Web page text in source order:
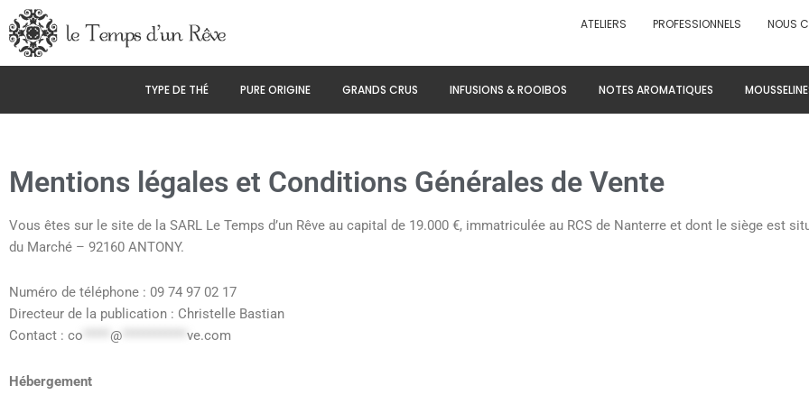
Aller
au
contenu
ATELIERS PROFESSIONNELS NOUS
TYPE DE THÉ PURE ORIGINE GRANDS CRUS INFUSIONS & ROOIBOS NOTES AROMATIQUES
Mentions légales et Conditions Générales de Vente
Vous êtes sur le site de la SARL Le Temps d’un Rêve au capital de 19.000 €, immatriculée au RCS de Nanterre et dont le siège est
du Marché – 92160 ANTONY.
Numéro de téléphone : 09 74 97 02 17
Directeur de la publication : Christelle Bastian
Contact : co @ ve.com
Hébergement